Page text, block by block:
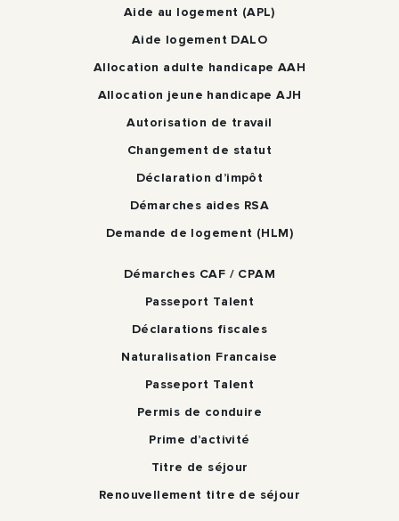
Aide au logement (APL)
Aide logement DALO
Allocation adulte handicape AAH
Allocation jeune handicape AJH
Autorisation de travail
Changement de statut
Déclaration d’impôt
Démarches aides RSA
Demande de logement (HLM)
Démarches CAF / CPAM
Passeport Talent
Déclarations fiscales
Naturalisation Francaise
Passeport Talent
Permis de conduire
Prime d’activité
Titre de séjour
Renouvellement titre de séjour